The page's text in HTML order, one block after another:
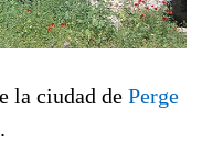
la ciudad de Perge